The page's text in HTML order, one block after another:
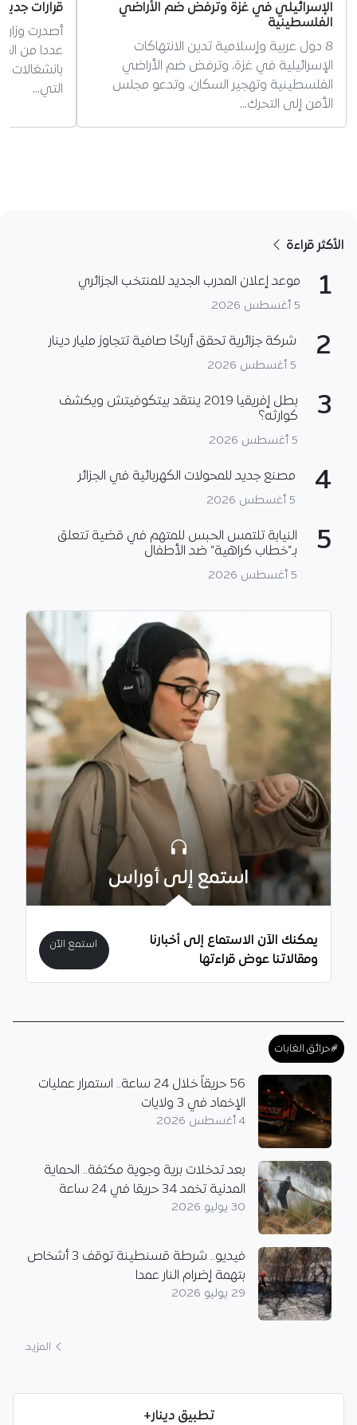
الإسرائيلي في غزة وترفض ضم الأراضي
الفلسطينية
8 دول عربية وإسلامية تدين الانتهاكات
الإسرائيلية في غزة، وترفض ضم الأراضي
الفلسطينية وتهجير السكان، وتدعو مجلس
الأمن إلى التحرك…
قرارات
أصدرت
عددا من
بانشغالات
التي…
الأكثر قراءة
1 موعد إعلان المدرب الجديد للمنتخب الجزائري
5 أغسطس 2026
2 شركة جزائرية تحقق أرباحًا صافية تتجاوز مليار دينار
5 أغسطس 2026
3
بطل إفريقيا 2019 ينتقد بيتكوفيتش ويكشف
كوارثه؟
5 أغسطس 2026
4 مصنع جديد للمحولات الكهربائية في الجزائر
5 أغسطس 2026
5
النيابة تلتمس الحبس للمتهم في قضية تتعلق
بـ”خطاب كراهية” ضد الأطفال
5 أغسطس 2026
استمع إلى أوراس
يمكنك الآن الاستماع إلى أخبارنا
ومقالاتنا عوض قراءتها
استمع الآن
#حرائق الغابات
56 حريقاً خلال 24 ساعة.. استمرار عمليات
الإخماد في 3 ولايات
4 أغسطس 2026
بعد تدخلات برية وجوية مكثفة.. الحماية
المدنية تخمد 34 حريقا في 24 ساعة
30 يوليو 2026
فيديو.. شرطة قسنطينة توقف 3 أشخاص
بتهمة إضرام النار عمدا
29 يوليو 2026
المزيد
تطبيق دينار+